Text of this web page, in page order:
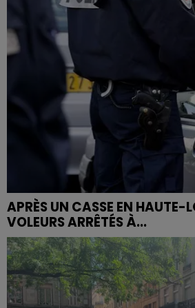
APRÈS UN CASSE EN HAUTE-
VOLEURS ARRÊTÉS À...